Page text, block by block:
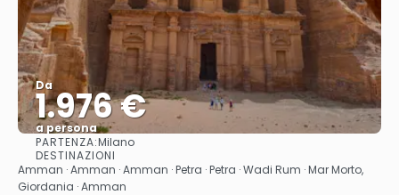
Da
1.976 €
a persona
PARTENZA:Milano
DESTINAZIONI
Amman · Amman · Amman · Petra · Petra · Wadi Rum · Mar Morto,
Giordania · Amman